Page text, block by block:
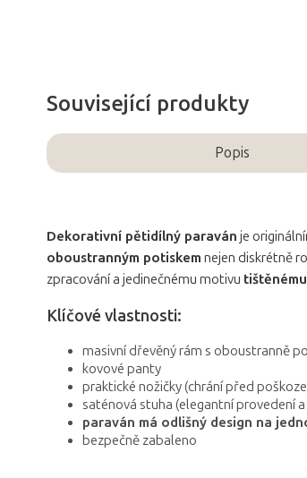
Související produkty
Popis
Dekorativní pětidílný paraván je
oboustranným potiskem nejen diskrétně
zpracování a jedinečnému motivu
Klíčové vlastnosti:
masivní dřevěný rám s oboustranně
kovové panty
praktické nožičky (chrání před
saténová stuha (elegantní provedení
paraván má odlišný design na
bezpečně zabaleno